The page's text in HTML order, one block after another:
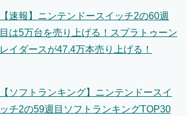
【速報】ニンテンドースイッチ2の60週
目は5万台を売り上げる！スプラトゥーン
レイダースが47.4万本売り上げる！
【ソフトランキング】ニンテンドースイ
ッチ2の59週目ソフトランキングTOP30